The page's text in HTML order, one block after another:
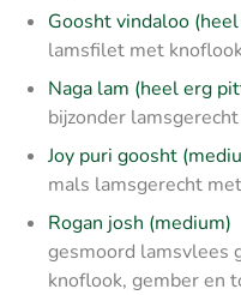
Goosht vindaloo
lamsfilet met
Naga lam (heel erg
bijzonder
Joy puri goosht
mals lamsgerecht
Rogan josh (medium)
gesmoord lamsvlees
knoflook, gember en